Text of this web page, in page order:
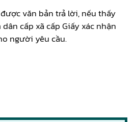
văn bản trả lời, nếu thấy
cấp xã cấp Giấy xác nhận
người yêu cầu.